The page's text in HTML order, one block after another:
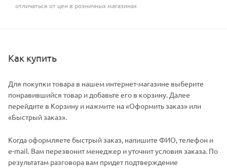
отличаться от цен в розничных магазинах
Как купить
Для покупки товара в нашем интернет-магазине выберите
понравившийся товар и добавьте его в корзину. Далее
перейдите в Корзину и нажмите на «Оформить заказ» или
«Быстрый заказ».
Когда оформляете быстрый заказ, напишите ФИО, телефон и
e-mail. Вам перезвонит менеджер и уточнит условия заказа. По
результатам разговора вам придет подтверждение